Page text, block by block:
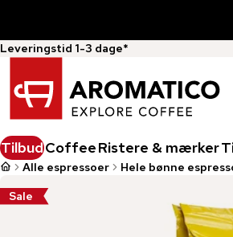
Leveringstid 1-3 dage*
TilbudCoffeeRistere & mærker
Alle espressoer Hele bønne
Sale